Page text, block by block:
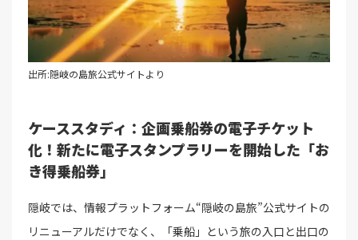
出所:隠岐の島旅公式サイトより
ケーススタディ：企画乗船券の電子チケット
化！新たに電子スタンプラリーを開始した「お
き得乗船券」
隠岐では、情報プラットフォーム“隠岐の島旅”公式サイトの
リニューアルだけでなく、「乗船」という旅の入口と出口の